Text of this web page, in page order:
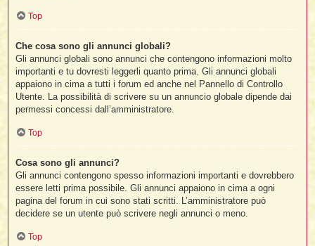
Top
Che cosa sono gli annunci globali?
Gli annunci globali sono annunci che contengono informazioni molto
importanti e tu dovresti leggerli quanto prima. Gli annunci globali
appaiono in cima a tutti i forum ed anche nel Pannello di Controllo
Utente. La possibilità di scrivere su un annuncio globale dipende dai
permessi concessi dall’amministratore.
Top
Cosa sono gli annunci?
Gli annunci contengono spesso informazioni importanti e dovrebbero
essere letti prima possibile. Gli annunci appaiono in cima a ogni
pagina del forum in cui sono stati scritti. L’amministratore può
decidere se un utente può scrivere negli annunci o meno.
Top